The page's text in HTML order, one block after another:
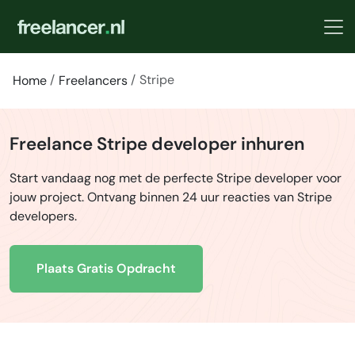
Home Freelancers Stripe
Freelance Stripe developer inhuren
Start vandaag nog met de perfecte Stripe developer voor
jouw project. Ontvang binnen 24 uur reacties van Stripe
developers.
Plaats Gratis Opdracht